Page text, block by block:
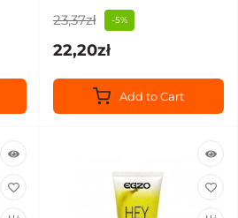
23,37zł -5%
22,20zł
Add to Cart